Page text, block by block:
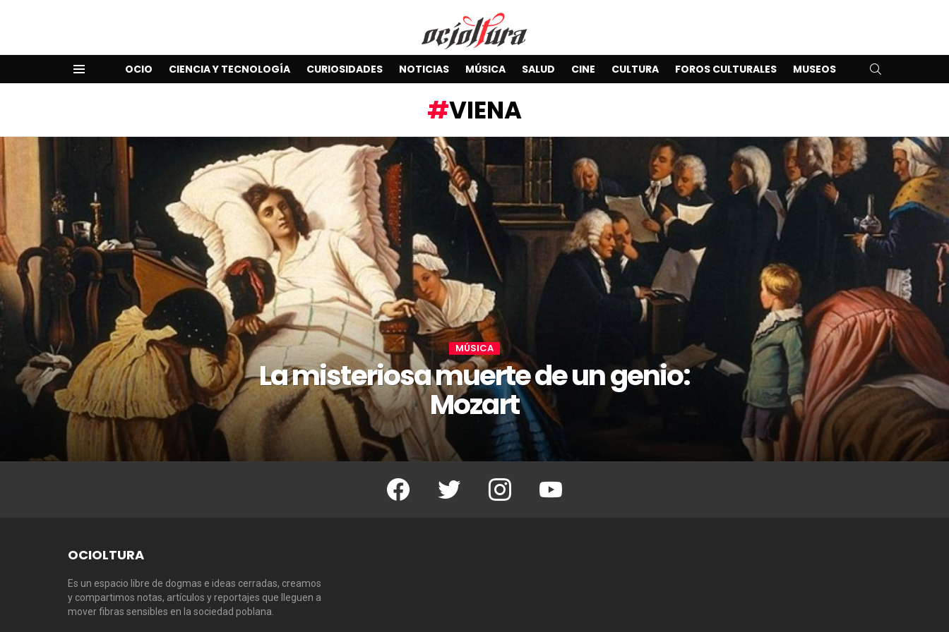
OCIO CIENCIA Y TECNOLOGÍA CURIOSIDADES NOTICIAS MÚSICA SALUD CINE CULTURA FOROS CULTURALES MUSEOS
VIENA
MÚSICA
La misteriosa muerte de un genio:
Mozart
Facebook Twitter Instagram Youtube
OCIOLTURA
Es un espacio libre de dogmas e ideas cerradas, creamos
y compartimos notas, artículos y reportajes que lleguen a
mover fibras sensibles en la sociedad poblana.